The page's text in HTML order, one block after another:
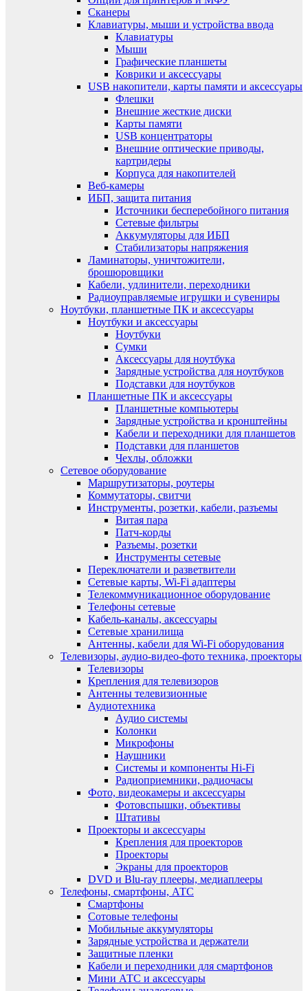
Сканеры
Клавиатуры, мыши и устройства ввода
Клавиатуры
Мыши
Графические планшеты
Коврики и аксессуары
USB накопители, карты памяти и аксессуары
Флешки
Внешние жесткие диски
Карты памяти
USB концентраторы
Внешние оптические приводы,
картридеры
Корпуса для накопителей
Веб-камеры
ИБП, защита питания
Источники бесперебойного питания
Сетевые фильтры
Аккумуляторы для ИБП
Стабилизаторы напряжения
Ламинаторы, уничтожители,
брошюровщики
Кабели, удлинители, переходники
Радиоуправляемые игрушки и сувениры
Ноутбуки, планшетные ПК и аксессуары
Ноутбуки и аксессуары
Ноутбуки
Сумки
Аксессуары для ноутбука
Зарядные устройства для ноутбуков
Подставки для ноутбуков
Планшетные ПК и аксессуары
Планшетные компьютеры
Зарядные устройства и кронштейны
Кабели и переходники для планшетов
Подставки для планшетов
Чехлы, обложки
Сетевое оборудование
Маршрутизаторы, роутеры
Коммутаторы, свитчи
Инструменты, розетки, кабели, разъемы
Витая пара
Патч-корды
Разъемы, розетки
Инструменты сетевые
Переключатели и разветвители
Сетевые карты, Wi-Fi адаптеры
Телекоммуникационное оборудование
Телефоны сетевые
Кабель-каналы, аксессуары
Сетевые хранилища
Антенны, кабели для Wi-Fi оборудования
Телевизоры, аудио-видео-фото техника, проекторы
Телевизоры
Крепления для телевизоров
Антенны телевизионные
Аудиотехника
Аудио системы
Колонки
Микрофоны
Наушники
Системы и компоненты Hi-Fi
Радиоприемники, радиочасы
Фото, видеокамеры и аксессуары
Фотовспышки, объективы
Штативы
Проекторы и аксессуары
Крепления для проекторов
Проекторы
Экраны для проекторов
DVD и Blu-ray плееры, медиаплееры
Телефоны, смартфоны, АТС
Смартфоны
Сотовые телефоны
Мобильные аккумуляторы
Зарядные устройства и держатели
Защитные пленки
Кабели и переходники для смартфонов
Мини АТС и аксессуары